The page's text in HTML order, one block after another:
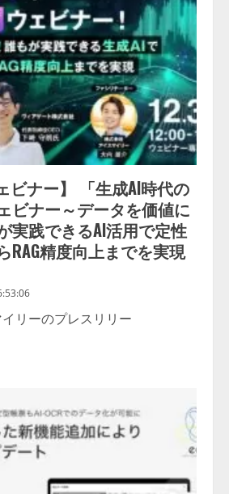
ビナー】 「生成AI時代の
ビナー～データを価値に
実践できるAI活用で定性
RAG精度向上までを実現
リーのプレスリリー